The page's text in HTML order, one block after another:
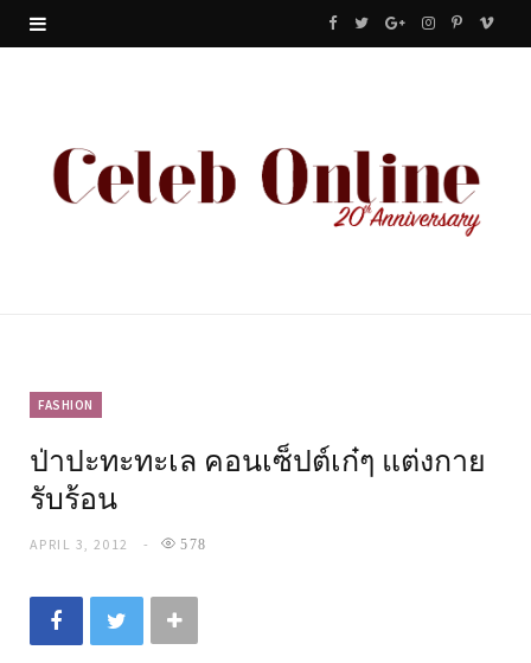
F
e
b
T
t
G
g
l
I
t
a
P
t
e
V
FASHION
ป่าปะทะทะเล คอนเซ็ปต์เก๋ๆ แต่งกาย
รับร้อน
APRIL 3, 2012 578